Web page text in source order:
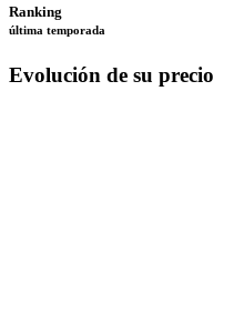
Ranking
última temporada
Evolución de su precio